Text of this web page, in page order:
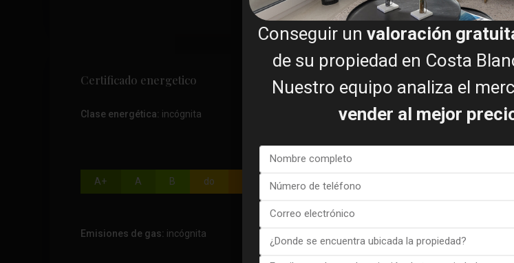
Certificado energetico
Clase energética: incógnita
A+ A B do mi
Emisiones de gas: incógnita
Conseguir un valoración
de su propiedad en Costa
Nuestro equipo analiza el
vender al mejor